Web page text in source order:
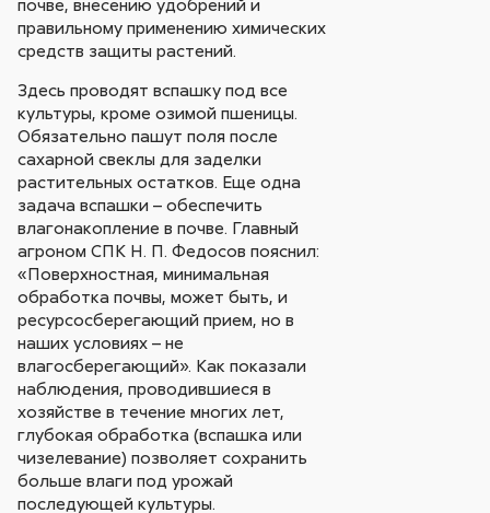
правильному применению химических
средств защиты растений.
Здесь проводят вспашку под все
культуры, кроме озимой пшеницы.
Обязательно пашут поля после
сахарной свеклы для заделки
растительных остатков. Еще одна
задача вспашки – обеспечить
влагонакопление в почве. Главный
агроном СПК Н. П. Федосов пояснил:
«Поверхностная, минимальная
обработка почвы, может быть, и
ресурсосберегающий прием, но в
наших условиях – не
влагосберегающий». Как показали
наблюдения, проводившиеся в
хозяйстве в течение многих лет,
глубокая обработка (вспашка или
чизелевание) позволяет сохранить
больше влаги под урожай
последующей культуры.